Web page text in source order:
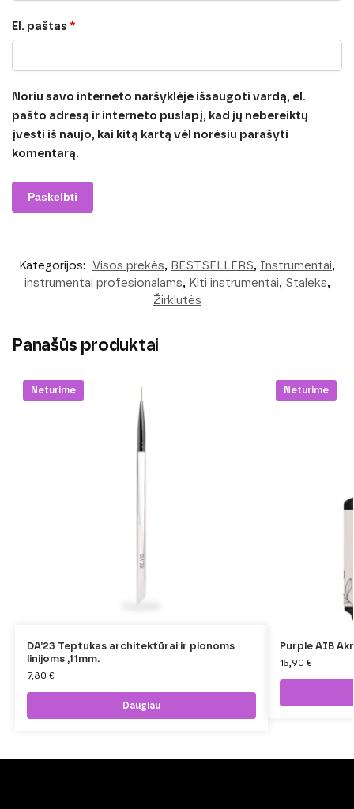
El. paštas *
Noriu savo interneto naršyklėje išsaugoti vardą, el.
pašto adresą ir interneto puslapį, kad jų nebereiktų
įvesti iš naujo, kai kitą kartą vėl norėsiu parašyti
komentarą.
Kategorijos: Visos prekės, BESTSELLERS, Instrumentai,
instrumentai profesionalams, Kiti instrumentai, Staleks,
Žirklutės
Panašūs produktai
Neturime
DA’23 Teptukas architektūrai ir plonoms
linijoms ,11mm.
7,80 €
Daugiau
Neturime
Purple AIB
15,90 €